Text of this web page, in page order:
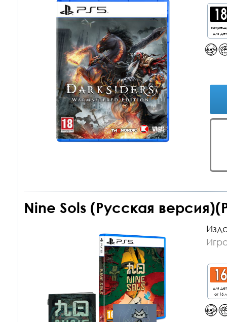
для
Nine Sols (Русская
для
от 16